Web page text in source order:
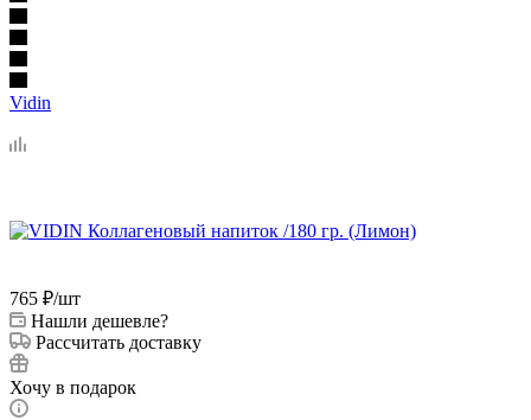
Vidin
765 ₽/шт
Нашли дешевле?
Рассчитать доставку
Хочу в подарок